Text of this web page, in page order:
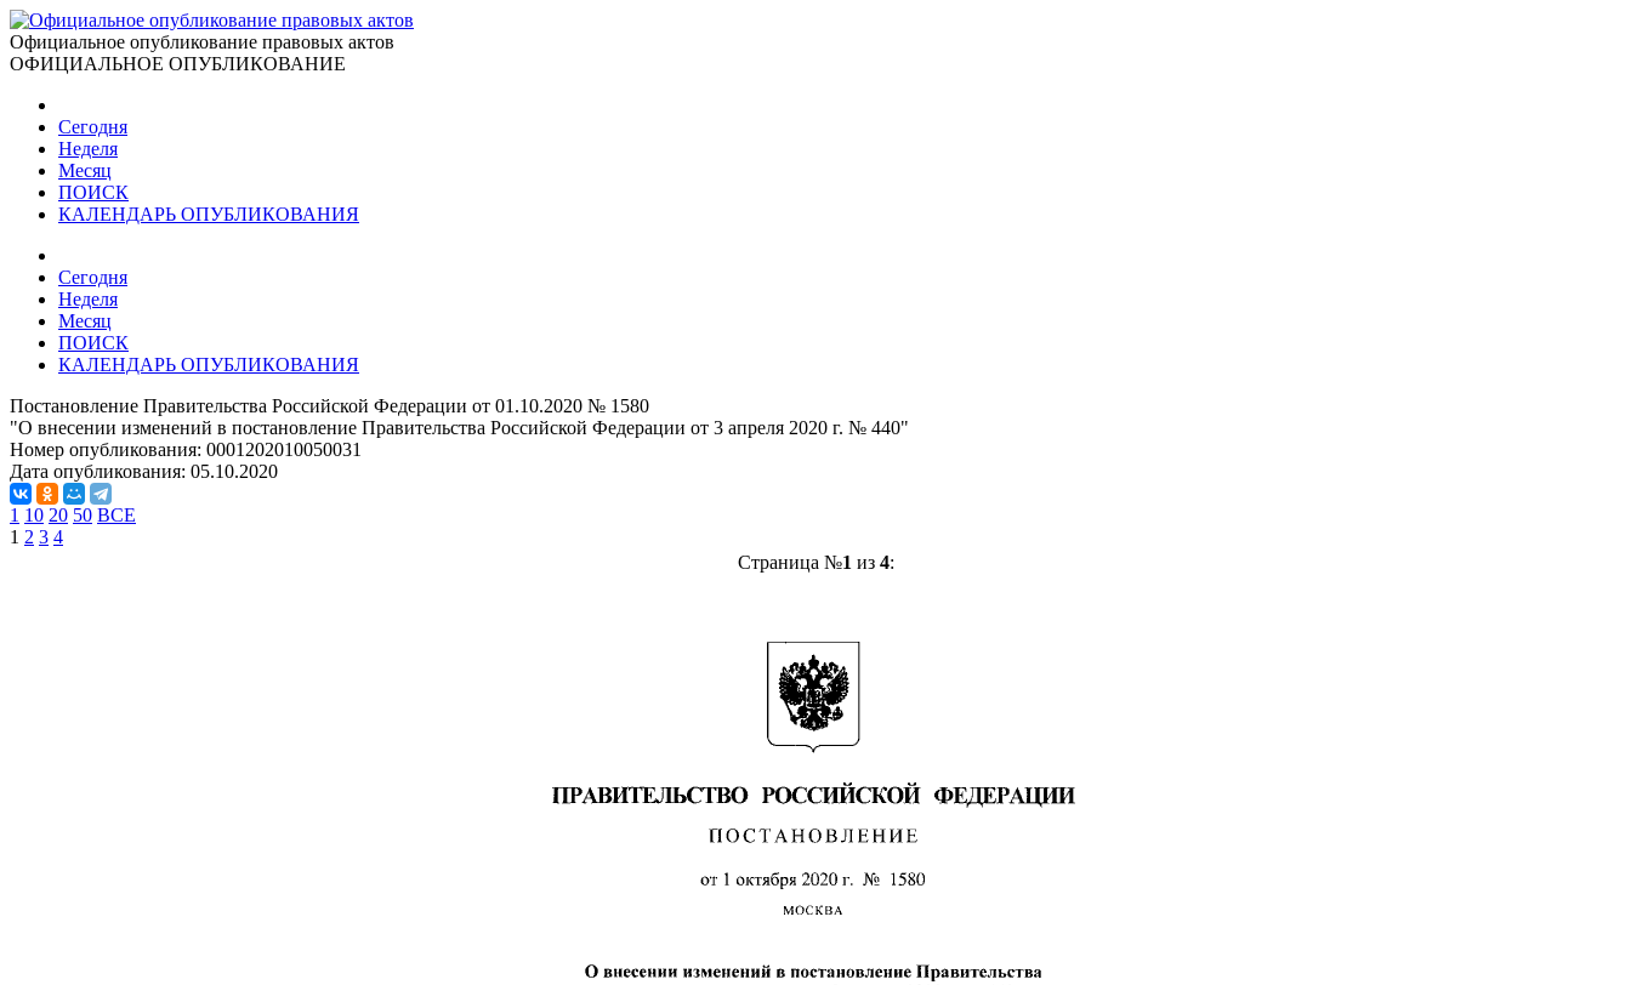
Официальное опубликование правовых актов
ОФИЦИАЛЬНОЕ ОПУБЛИКОВАНИЕ
Сегодня
Неделя
Месяц
ПОИСК
КАЛЕНДАРЬ ОПУБЛИКОВАНИЯ
Сегодня
Неделя
Месяц
ПОИСК
КАЛЕНДАРЬ ОПУБЛИКОВАНИЯ
Постановление Правительства Российской Федерации от 01.10.2020 № 1580
"О внесении изменений в постановление Правительства Российской Федерации от 3 апреля 2020 г. № 440"
Номер опубликования: 0001202010050031
Дата опубликования: 05.10.2020
1 10 20 50 ВСЕ
1 2 3 4
Страница №1 из 4: